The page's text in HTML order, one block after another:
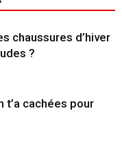
chaussures d’hiver
?
t’a cachées pour